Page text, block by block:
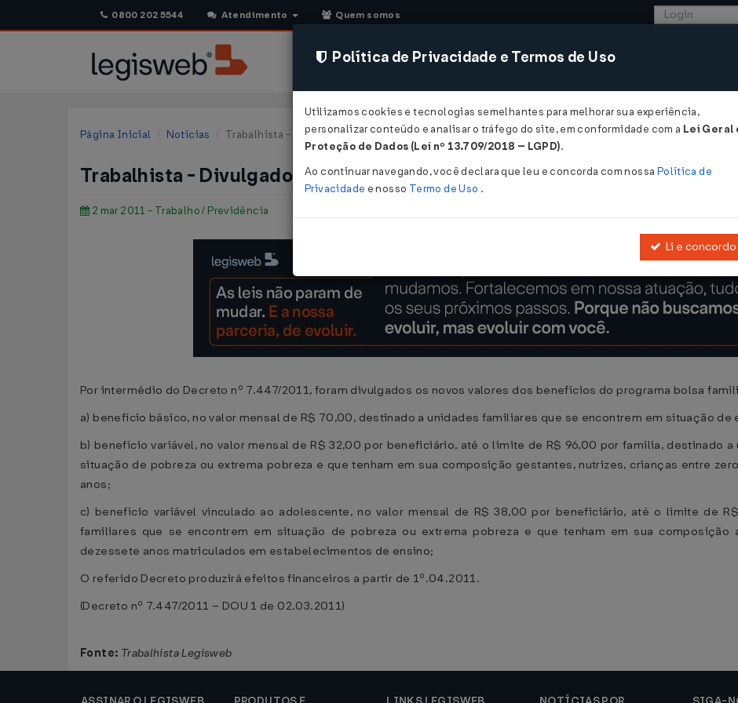
0800 202 5544 Atendimento Quem somos
CONSULTORIA SISTEMAS COMÉRCIO EXTERIOR
Página Inicial Notícias Trabalhista - Divulgados os novos valores dos benefícios do programa Bolsa Família ...
Trabalhista - Divulgados os novos valores dos benefícios do programa
2 mar 2011 - Trabalho / Previdência
Por intermédio do Decreto nº 7.447/2011, foram divulgados os novos valores dos benefícios do programa bolsa
a) benefício básico, no valor mensal de R$ 70,00, destinado a unidades familiares que se encontrem em situação de
b) benefício variável, no valor mensal de R$ 32,00 por beneficiário, até o limite de R$ 96,00 por família, destinado
situação de pobreza ou extrema pobreza e que tenham em sua composição gestantes, nutrizes, crianças entre
anos;
c) benefício variável vinculado ao adolescente, no valor mensal de R$ 38,00 por beneficiário, até o limite de
familiares que se encontrem em situação de pobreza ou extrema pobreza e que tenham em sua
dezessete anos matriculados em estabelecimentos de ensino;
O referido Decreto produzirá efeitos financeiros a partir de 1º.04.2011.
(Decreto nº 7.447/2011 – DOU 1 de 02.03.2011)
Fonte: Trabalhista Legisweb
Política de Privacidade e Termos de Uso
Utilizamos cookies e tecnologias semelhantes para melhorar sua experiência,
personalizar conteúdo e analisar o tráfego do site, em conformidade com a Lei Geral
Proteção de Dados (Lei nº 13.709/2018 – LGPD).
Ao continuar navegando, você declara que leu e concorda com nossa Política de
Privacidade e nosso Termo de Uso .
Li e concordo